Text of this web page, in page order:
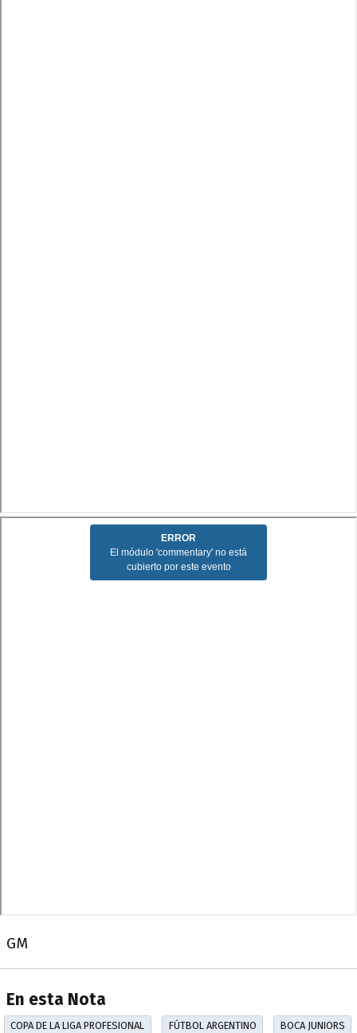
GM
En esta Nota
COPA DE LA LIGA PROFESIONAL FÚTBOL ARGENTINO BOCA JUNIORS